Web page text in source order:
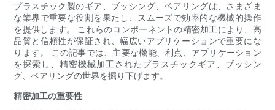
プラスチック製のギア、ブッシング、ベアリングは、さまざま
な業界で重要な役割を果たし、スムーズで効率的な機械的操作
を提供します。 これらのコンポーネントの精密加工により、高
品質と信頼性が保証され、幅広いアプリケーションで重要にな
ります。 この記事では、主要な機能、利点、アプリケーション
を探索し、精密機械加工されたプラスチックギア、ブッシン
グ、ベアリングの世界を掘り下げます。
精密加工の重要性